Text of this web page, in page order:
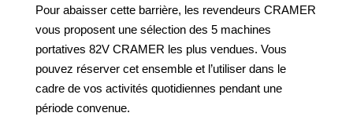
Pour abaisser cette barrière, les revendeurs CRAMER
vous proposent une sélection des 5 machines
portatives 82V CRAMER les plus vendues. Vous
pouvez réserver cet ensemble et l’utiliser dans le
cadre de vos activités quotidiennes pendant une
période convenue.